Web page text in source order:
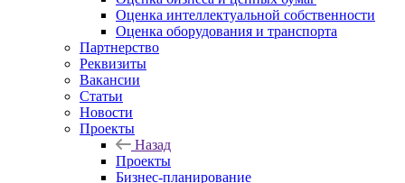
Оценка интеллектуальной собственности
Оценка оборудования и транспорта
Партнерство
Реквизиты
Вакансии
Статьи
Новости
Проекты
Назад
Проекты
Бизнес-планирование